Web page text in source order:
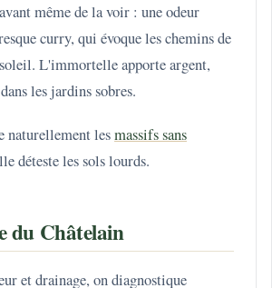
même de la voir : une odeur
curry, qui évoque les chemins de
L'immortelle apporte argent,
les jardins sobres.
naturellement lesmassifs sans
déteste les sols lourds.
du Châtelain
et drainage, on diagnostique